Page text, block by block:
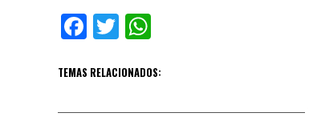
Facebook
Twitter
TEMAS RELACIONADOS: